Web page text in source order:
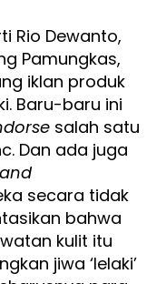
Rio Dewanto,
Pamungkas,
iklan produk
Baru-baru ini
salah satu
Dan ada juga
secara tidak
bahwa
kulit itu
jiwa ‘lelaki’